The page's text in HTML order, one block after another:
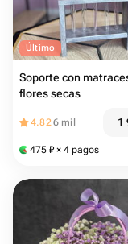
Último
Soporte con
flores secas
4.826 mil 1
475 ₽ × 4 pagos